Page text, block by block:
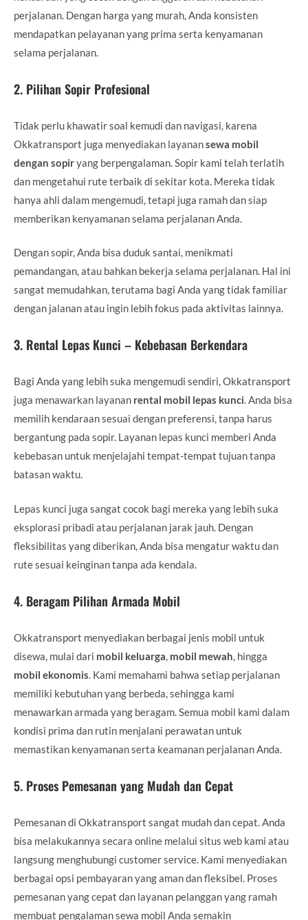
perjalanan. Dengan harga yang murah, Anda konsisten
mendapatkan pelayanan yang prima serta kenyamanan
selama perjalanan.
2. Pilihan Sopir Profesional
Tidak perlu khawatir soal kemudi dan navigasi, karena
Okkatransport juga menyediakan layanansewa mobil
dengan sopiryang berpengalaman. Sopir kami telah terlatih
dan mengetahui rute terbaik di sekitar kota. Mereka tidak
hanya ahli dalam mengemudi, tetapi juga ramah dan siap
memberikan kenyamanan selama perjalanan Anda.
Dengan sopir, Anda bisa duduk santai, menikmati
pemandangan, atau bahkan bekerja selama perjalanan. Hal ini
sangat memudahkan, terutama bagi Anda yang tidak familiar
dengan jalanan atau ingin lebih fokus pada aktivitas lainnya.
3. Rental Lepas Kunci – Kebebasan Berkendara
Bagi Anda yang lebih suka mengemudi sendiri, Okkatransport
juga menawarkan layanan rental mobil lepas kunci. Anda bisa
memilih kendaraan sesuai dengan preferensi, tanpa harus
bergantung pada sopir. Layanan lepas kunci memberi Anda
kebebasan untuk menjelajahi tempat-tempat tujuan tanpa
batasan waktu.
Lepas kunci juga sangat cocok bagi mereka yang lebih suka
eksplorasi pribadi atau perjalanan jarak jauh. Dengan
fleksibilitas yang diberikan, Anda bisa mengatur waktu dan
rute sesuai keinginan tanpa ada kendala.
4. Beragam Pilihan Armada Mobil
Okkatransport menyediakan berbagai jenis mobil untuk
disewa, mulai dari mobil keluarga mobil mewah , hingga
mobil ekonomis . Kami memahami bahwa setiap perjalanan
memiliki kebutuhan yang berbeda, sehingga kami
menawarkan armada yang beragam. Semua mobil kami dalam
kondisi prima dan rutin menjalani perawatan untuk
memastikan kenyamanan serta keamanan perjalanan Anda.
5. Proses Pemesanan yang Mudah dan Cepat
Pemesanan di Okkatransport sangat mudah dan cepat. Anda
bisa melakukannya secara online melalui situs web kami atau
langsung menghubungi customer service. Kami menyediakan
berbagai opsi pembayaran yang aman dan fleksibel. Proses
pemesanan yang cepat dan layanan pelanggan yang ramah
membuat pengalaman sewa mobil Anda semakin